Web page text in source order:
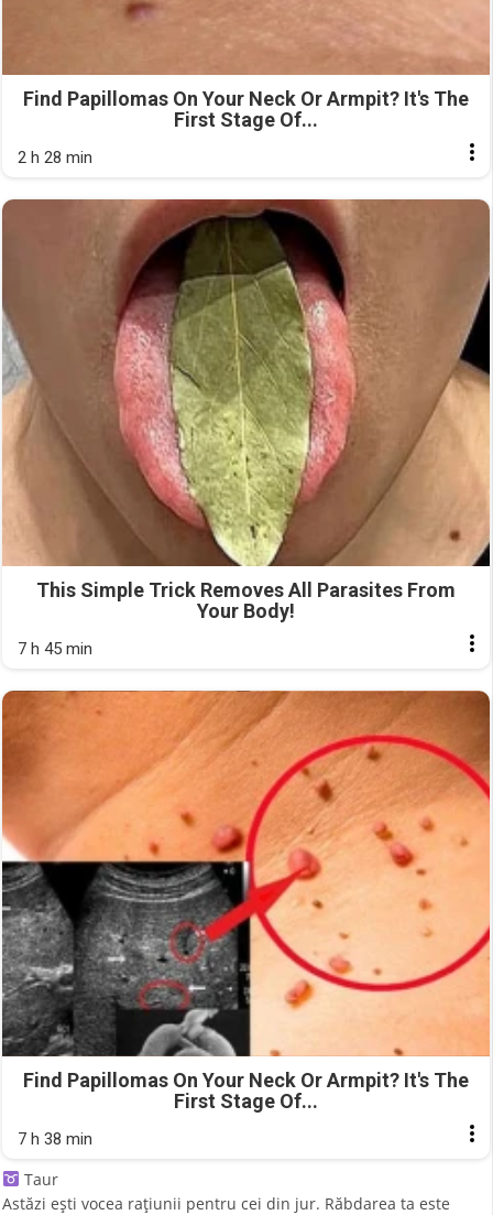
Find Papillomas On Your Neck Or Armpit? It's The
First Stage Of...
2 h 28 min
This Simple Trick Removes All Parasites From
Your Body!
7 h 45 min
Find Papillomas On Your Neck Or Armpit? It's The
First Stage Of...
7 h 38 min
Taur
Astăzi ești vocea rațiunii pentru cei din jur. Răbdarea ta este